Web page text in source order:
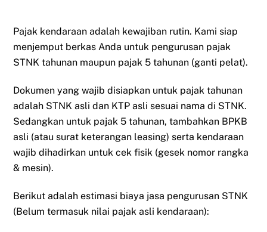
Pajak kendaraan adalah kewajiban rutin. Kami siap
menjemput berkas Anda untuk pengurusan pajak
STNK tahunan maupun pajak 5 tahunan (ganti pelat).
Dokumen yang wajib disiapkan untuk pajak tahunan
adalah STNK asli dan KTP asli sesuai nama di STNK.
Sedangkan untuk pajak 5 tahunan, tambahkan BPKB
asli (atau surat keterangan leasing) serta kendaraan
wajib dihadirkan untuk cek fisik (gesek nomor rangka
& mesin).
Berikut adalah estimasi biaya jasa pengurusan STNK
(Belum termasuk nilai pajak asli kendaraan):